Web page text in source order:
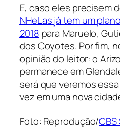
E, caso eles precisem
NHeLas já tem um
2018 para Maruelo,
dos Coyotes. Por fim,
opinião do leitor: o
permanece em
será que veremos
vez em uma nova
Foto: Reprodução/